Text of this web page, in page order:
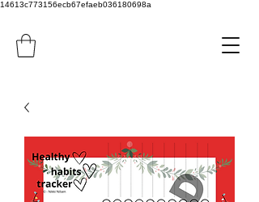
14613c773156ecb67efaeb036180698a